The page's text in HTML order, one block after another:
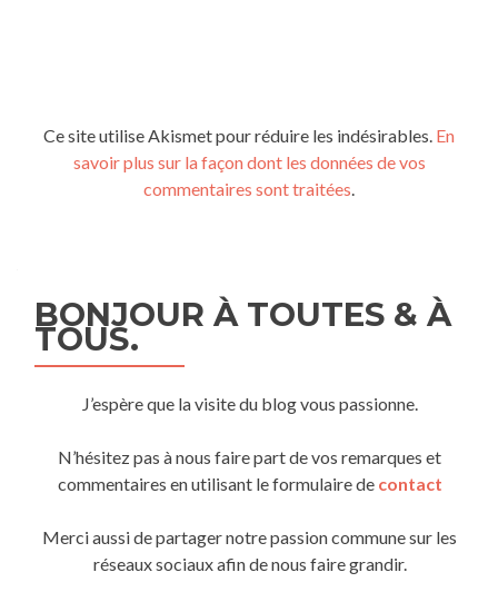
Ce site utilise Akismet pour réduire les indésirables. En
savoir plus sur la façon dont les données de vos
commentaires sont traitées.
BONJOUR À TOUTES & À
TOUS.
J’espère que la visite du blog vous passionne.
N’hésitez pas à nous faire part de vos remarques et
commentaires en utilisant le formulaire de contact
Merci aussi de partager notre passion commune sur les
réseaux sociaux afin de nous faire grandir.